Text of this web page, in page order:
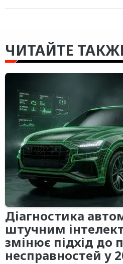
ЧИТАЙТЕ
Діагностика
штучним
змінює підхід до
несправностей у